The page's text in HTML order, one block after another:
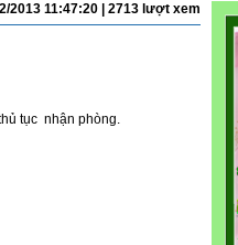
2013 11:47:20 | 2713 lượt xem
tục nhận phòng.